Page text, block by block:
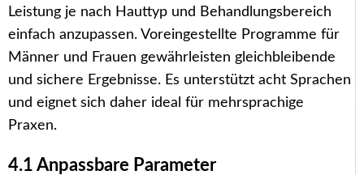
Leistung je nach Hauttyp und Behandlungsbereich
einfach anzupassen. Voreingestellte Programme für
Männer und Frauen gewährleisten gleichbleibende
und sichere Ergebnisse. Es unterstützt acht Sprachen
und eignet sich daher ideal für mehrsprachige
Praxen.
4.1 Anpassbare Parameter